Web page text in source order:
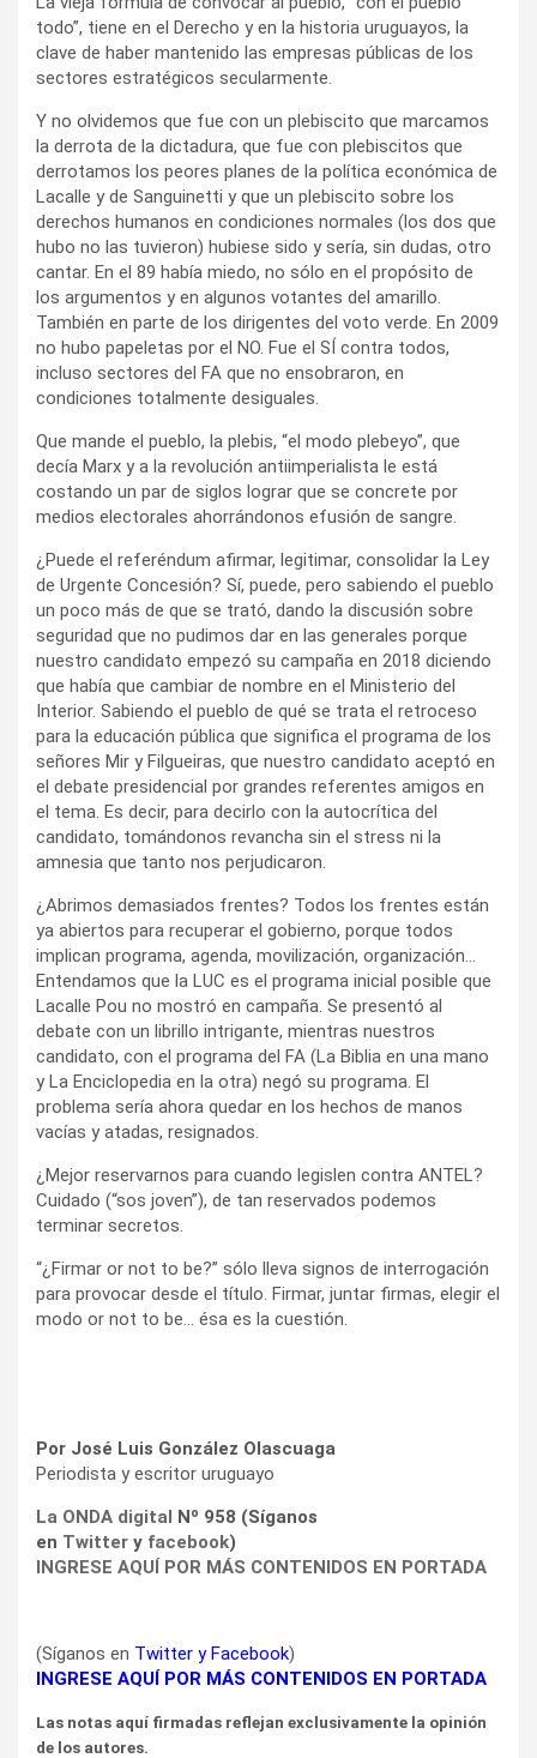
todo”, tiene en el Derecho y en la historia uruguayos, la
clave de haber mantenido las empresas públicas de los
sectores estratégicos secularmente.
Y no olvidemos que fue con un plebiscito que marcamos
la derrota de la dictadura, que fue con plebiscitos que
derrotamos los peores planes de la política económica de
Lacalle y de Sanguinetti y que un plebiscito sobre los
derechos humanos en condiciones normales (los dos que
hubo no las tuvieron) hubiese sido y sería, sin dudas, otro
cantar. En el 89 había miedo, no sólo en el propósito de
los argumentos y en algunos votantes del amarillo.
También en parte de los dirigentes del voto verde. En 2009
no hubo papeletas por el NO. Fue el SÍ contra todos,
incluso sectores del FA que no ensobraron, en
condiciones totalmente desiguales.
Que mande el pueblo, la plebis, “el modo plebeyo”, que
decía Marx y a la revolución antiimperialista le está
costando un par de siglos lograr que se concrete por
medios electorales ahorrándonos efusión de sangre.
¿Puede el referéndum afirmar, legitimar, consolidar la Ley
de Urgente Concesión? Sí, puede, pero sabiendo el pueblo
un poco más de que se trató, dando la discusión sobre
seguridad que no pudimos dar en las generales porque
nuestro candidato empezó su campaña en 2018 diciendo
que había que cambiar de nombre en el Ministerio del
Interior. Sabiendo el pueblo de qué se trata el retroceso
para la educación pública que significa el programa de los
señores Mir y Filgueiras, que nuestro candidato aceptó en
el debate presidencial por grandes referentes amigos en
el tema. Es decir, para decirlo con la autocrítica del
candidato, tomándonos revancha sin el stress ni la
amnesia que tanto nos perjudicaron.
¿Abrimos demasiados frentes? Todos los frentes están
ya abiertos para recuperar el gobierno, porque todos
implican programa, agenda, movilización, organización…
Entendamos que la LUC es el programa inicial posible que
Lacalle Pou no mostró en campaña. Se presentó al
debate con un librillo intrigante, mientras nuestros
candidato, con el programa del FA (La Biblia en una mano
y La Enciclopedia en la otra) negó su programa. El
problema sería ahora quedar en los hechos de manos
vacías y atadas, resignados.
¿Mejor reservarnos para cuando legislen contra ANTEL?
Cuidado (“sos joven”), de tan reservados podemos
terminar secretos.
“¿Firmar or not to be?” sólo lleva signos de interrogación
para provocar desde el título. Firmar, juntar firmas, elegir el
modo or not to be… ésa es la cuestión.
Por José Luis González Olascuaga
Periodista y escritor uruguayo
La ONDA digital Nº 958 (Síganos
en Twitter y facebook)
INGRESE AQUÍ POR MÁS CONTENIDOS EN PORTADA
(Síganos en Twitter yFacebook)
INGRESE AQUÍ POR MÁS CONTENIDOS EN PORTADA
Las notas aquí firmadas reflejan exclusivamente la opinión
de los autores.